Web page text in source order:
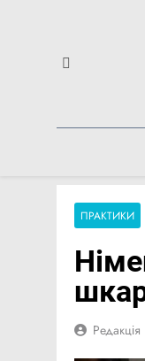
ПРАКТИКИ
Редакція